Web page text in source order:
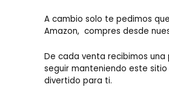
A cambio solo te pedimos
Amazon, compres desde
De cada venta recibimos
seguir manteniendo este
divertido para ti.